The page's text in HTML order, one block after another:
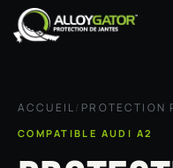
Se rendre au contenu
ACCUEIL/ PROTECTION
COMPATIBLE AUDI A2